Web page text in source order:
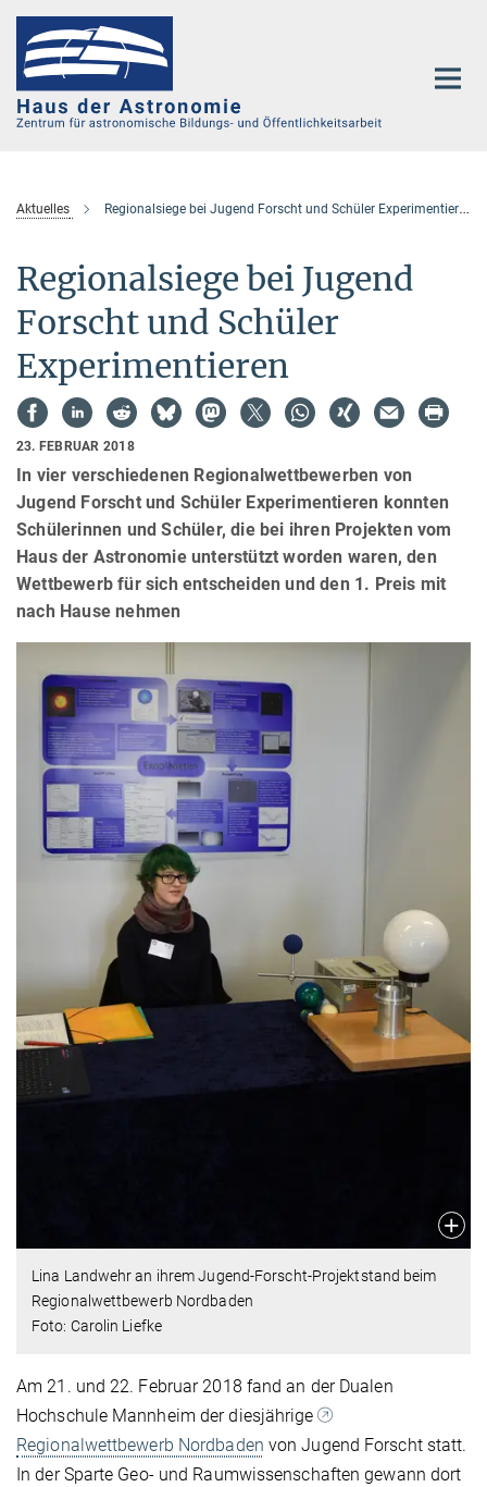
Hauptinhalt
Aktuelles Regionalsiege bei Jugend Forscht und Schüler Experimentieren
Regionalsiege bei Jugend
Forscht und Schüler
Experimentieren
23. FEBRUAR 2018
In vier verschiedenen Regionalwettbewerben von
Jugend Forscht und Schüler Experimentieren konnten
Schülerinnen und Schüler, die bei ihren Projekten vom
Haus der Astronomie unterstützt worden waren, den
Wettbewerb für sich entscheiden und den 1. Preis mit
nach Hause nehmen
Lina Landwehr an ihrem Jugend-Forscht-Projektstand beim
Regionalwettbewerb Nordbaden
Foto: Carolin Liefke
Am 21. und 22. Februar 2018 fand an der Dualen
Hochschule Mannheim der diesjährige
Regionalwettbewerb Nordbaden von Jugend Forscht statt.
In der Sparte Geo- und Raumwissenschaften gewann dort